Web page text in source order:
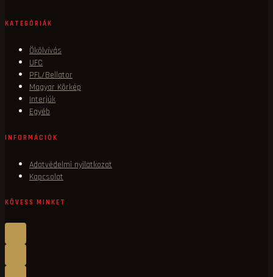
KATEGÓRIÁK
Ökölvívás
UFC
PFL/Bellator
Magyar Körkép
Interjúk
Egyéb
INFORMÁCIÓK
Adatvédelmi nyilatkozat
Kapcsolat
KÖVESS MINKET